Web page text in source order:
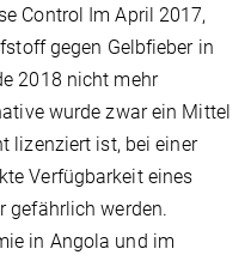
Control Im April 2017,
gegen Gelbfieber in
2018 nicht mehr
wurde zwar ein Mittel
lizenziert ist, bei einer
Verfügbarkeit eines
gefährlich werden.
in Angola und im